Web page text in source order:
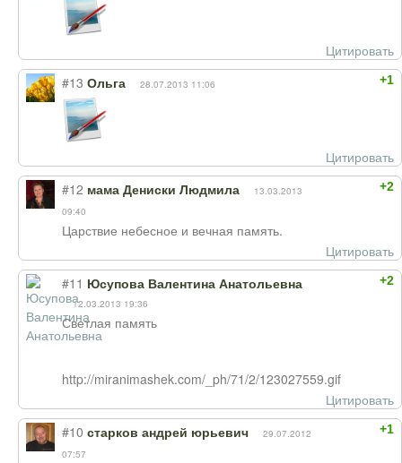
Цитировать
+1
#13 Ольга 28.07.2013 11:06
Цитировать
+2
#12 мама Дениски Людмила
13.03.2013
09:40
Царствие небесное и вечная память.
Цитировать
+2
#11 Юсупова Валентина Анатольевна
12.03.2013 19:36
Светлая память
http://miranimashek.com/_ph/71/2/123027559.gif
Цитировать
+1
#10 старков андрей юрьевич
29.07.2012
07:57